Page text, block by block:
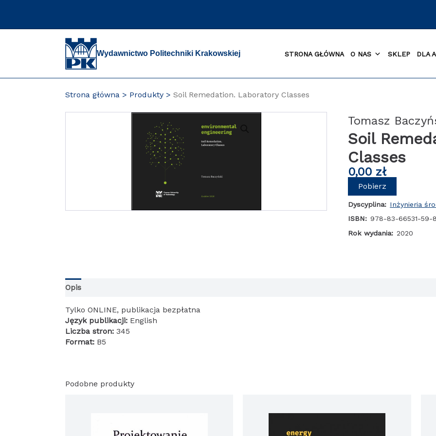
Wydawnictwo Politechniki Krakowskiej STRONA GŁÓWNA O NAS SKLEP DLA
Strona główna Produkty Soil Remedation. Laboratory Classes
Tomasz
Soil
Classes
0,00 zł
Pobierz
Dyscyplina: Inżynieria
ISBN: 978-83-66531-59-
Rok wydania: 2020
Opis
Tylko ONLINE, publikacja bezpłatna
Język publikacji: English
Liczba stron: 345
Format: B5
Podobne produkty